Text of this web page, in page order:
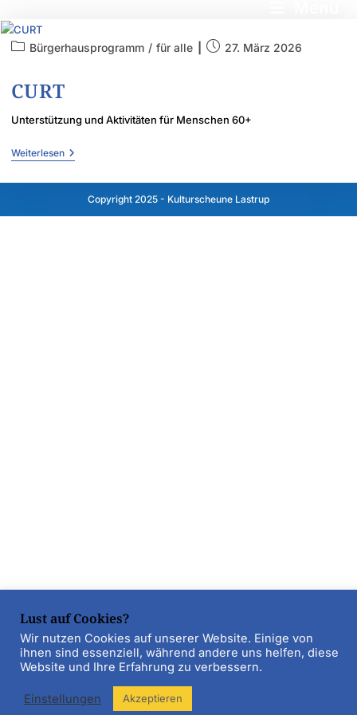
Bürgerhausprogramm / für alle 27. März 2026
CURT
Unterstützung und Aktivitäten für Menschen 60+
Weiterlesen
Copyright 2025 - Kulturscheune Lastrup
Lust auf Cookies?
Wir nutzen Cookies auf unserer Website. Einige von
ihnen sind essenziell, während andere uns helfen, diese
Website und Ihre Erfahrung zu verbessern.
Einstellungen Akzeptieren